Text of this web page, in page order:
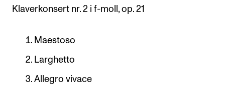
Klaverkonsert nr. 2 i f-moll, op. 21
Maestoso
Larghetto
Allegro vivace